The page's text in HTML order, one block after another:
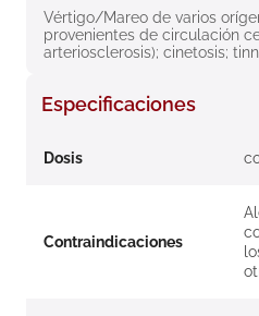
Vértigo/Mareo de varios
provenientes de circulación
arteriosclerosis); cinetosis;
Especificaciones
Dosis
Contraindicaciones
7. isdin
8. roche posay